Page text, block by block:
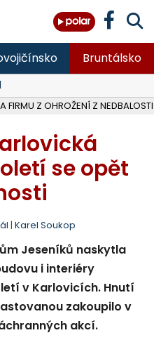
Bruntálsko
FIRMU Z OHROŽENÍ Z NEDBALOSTI
se opět
| Karel Soukop
Jeseníků naskytla
i interiéry
v Karlovicích. Hnutí
zakoupilo v
akcí.